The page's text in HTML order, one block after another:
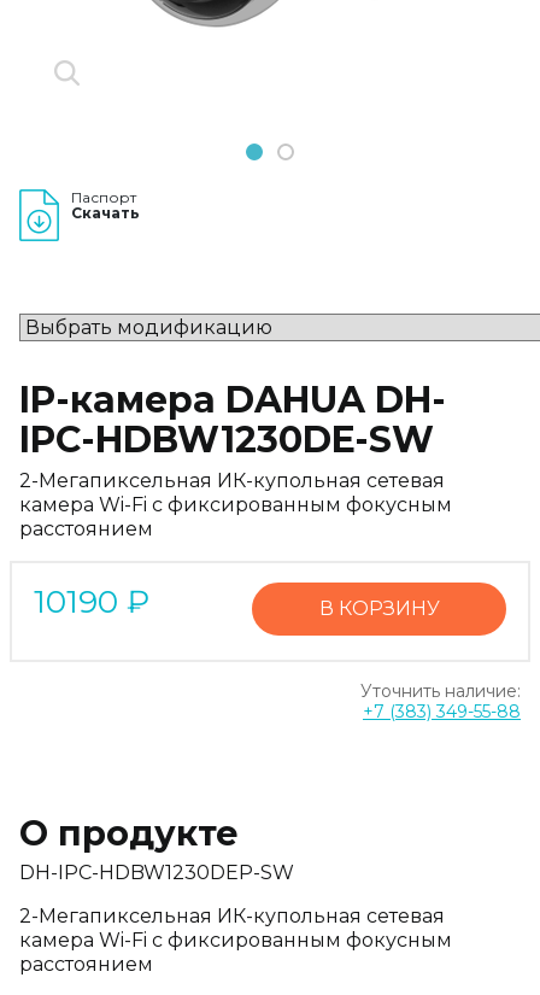
1 2
Паспорт
Скачать
IP-камера DAHUA DH-
IPC-HDBW1230DE-SW
2-Мегапиксельная ИК-купольная сетевая
камера Wi-Fi с фиксированным фокусным
расстоянием
10190 ₽ В КОРЗИНУ
Уточнить наличие:
+7 (383) 349-55-88
О продукте
DH-IPC-HDBW1230DEP-SW
2-Мегапиксельная ИК-купольная сетевая
камера Wi-Fi с фиксированным фокусным
расстоянием